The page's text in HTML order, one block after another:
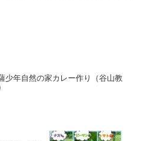
少年自然の家カレー作り（谷山教